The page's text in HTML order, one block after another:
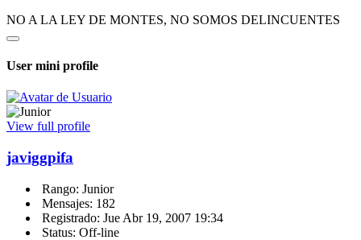
NO A LA LEY DE MONTES, NO SOMOS DELINCUENTES
User mini profile
View full profile
javiggpifa
Rango: Junior
Mensajes: 182
Registrado: Jue Abr 19, 2007 19:34
Status: Off-line